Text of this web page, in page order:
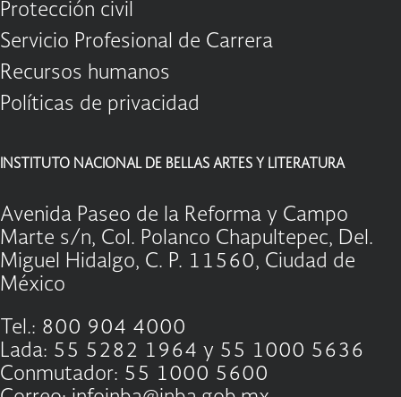
Protección civil
Servicio Profesional de Carrera
Recursos humanos
Políticas de privacidad
INSTITUTO NACIONAL DE BELLAS ARTES Y LITERATURA
Avenida Paseo de la Reforma y Campo
Marte s/n, Col. Polanco Chapultepec, Del.
Miguel Hidalgo, C. P. 11560, Ciudad de
México
Tel.: 800 904 4000
Lada: 55 5282 1964 y 55 1000 5636
Conmutador: 55 1000 5600